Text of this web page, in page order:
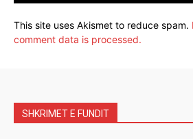
This site uses Akismet to reduce spam.
comment data is processed.
SHKRIMET E FUNDIT